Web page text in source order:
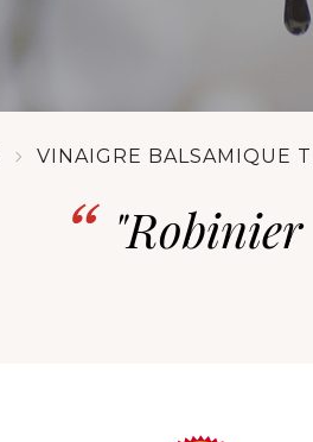
VINAIGRE BALSAMIQUE
"Robinier